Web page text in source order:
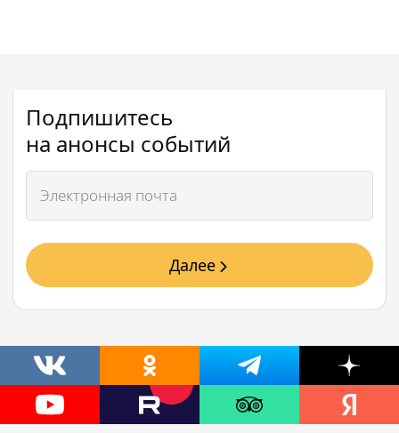
Подпишитесь
на анонсы событий
Далее